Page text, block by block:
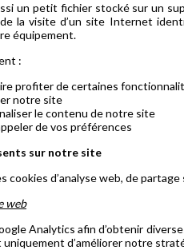
un petit fichier stocké sur un
la visite d’un site Internet
équipement.
:
profiter de certaines
notre site
le contenu de notre site
de vos préférences
sur notre site
cookies d’analyse web, de
web
Analytics afin d’obtenir
d’améliorer notre